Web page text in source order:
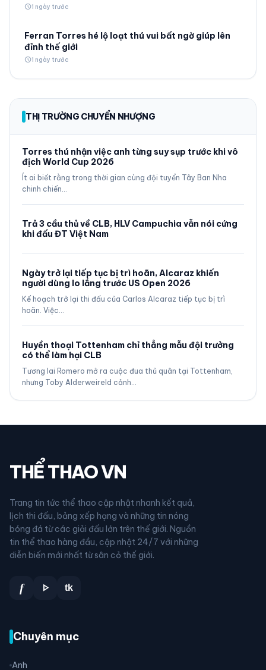
schedule1 ngày trước
Ferran Torres hé lộ loạt thú vui bất ngờ giúp lên
đỉnh thế giới
schedule1 ngày trước
THỊ TRƯỜNG CHUYỂN NHƯỢNG
Torres thú nhận việc anh từng suy sụp trước khi vô
địch World Cup 2026
Ít ai biết rằng trong thời gian cùng đội tuyển Tây Ban Nha
chinh chiến…
Trả 3 cầu thủ về CLB, HLV Campuchia vẫn nói cứng
khi đấu ĐT Việt Nam
Ngày trở lại tiếp tục bị trì hoãn, Alcaraz khiến
người dùng lo lắng trước US Open 2026
Kế hoạch trở lại thi đấu của Carlos Alcaraz tiếp tục bị trì
hoãn. Việc…
Huyền thoại Tottenham chỉ thẳng mẫu đội trưởng
có thể làm hại CLB
Tương lai Romero mở ra cuộc đua thủ quân tại Tottenham,
nhưng Toby Alderweireld cảnh…
THỂ THAO VN
Trang tin tức thể thao cập nhật nhanh kết quả,
lịch thi đấu, bảng xếp hạng và những tin nóng
bóng đá từ các giải đấu lớn trên thế giới. Nguồn
tin thể thao hàng đầu, cập nhật 24/7 với những
diễn biến mới nhất từ sân cỏ thế giới.
f play_arrow tk
Chuyên mục
Anh